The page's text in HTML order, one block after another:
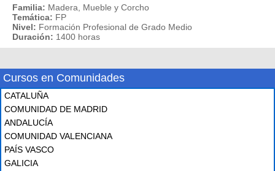
Familia: Madera, Mueble y Corcho
Temática: FP
Nivel: Formación Profesional de Grado Medio
Duración: 1400 horas
Cursos en Comunidades
CATALUÑA
COMUNIDAD DE MADRID
ANDALUCÍA
COMUNIDAD VALENCIANA
PAÍS VASCO
GALICIA